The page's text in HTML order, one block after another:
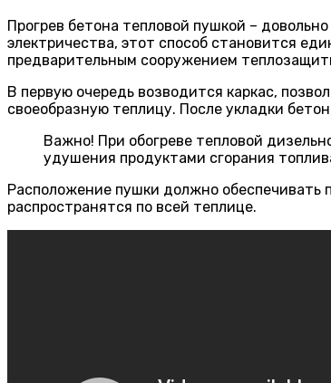
Прогрев бетона тепловой пушкой –
электричества, этот способ становится
предварительным сооружением
В первую очередь возводится каркас,
своеобразную теплицу. После укладки
Важно! При обогреве тепловой
удушения продуктами сгорания
Расположение пушки должно обеспечивать
распространятся по всей теплице.